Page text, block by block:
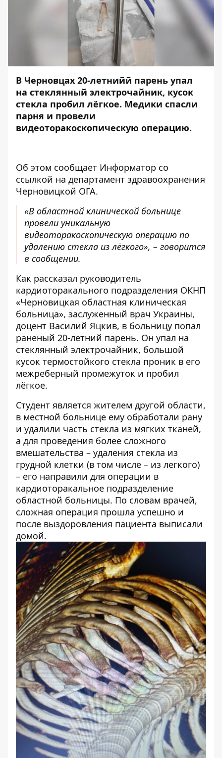
В Черновцах 20-летнийй парень упал
на стеклянный электрочайник, кусок
стекла пробил лёгкое. Медики спасли
парня и провели
видеоторакоскопическую операцию.
Об этом сообщает Информатор со
ссылкой на департамент здравоохранения
Черновицкой ОГА.
«В областной клинической больнице
провели уникальную
видеоторакоскопическую операцию по
удалению стекла из лёгкого», – говорится
в сообщении.
Как рассказал руководитель
кардиоторакального подразделения ОКНП
«Черновицкая областная клиническая
больница», заслуженный врач Украины,
доцент Василий Яцкив, в больницу попал
раненый 20-летний парень. Он упал на
стеклянный электрочайник, большой
кусок термостойкого стекла проник в его
межреберный промежуток и пробил
лёгкое.
Студент является жителем другой области,
в местной больнице ему обработали рану
и удалили часть стекла из мягких тканей,
а для проведения более сложного
вмешательства – удаления стекла из
грудной клетки (в том числе – из легкого)
– его направили для операции в
кардиоторакальное подразделение
областной больницы. По словам врачей,
сложная операция прошла успешно и
после выздоровления пациента выписали
домой.